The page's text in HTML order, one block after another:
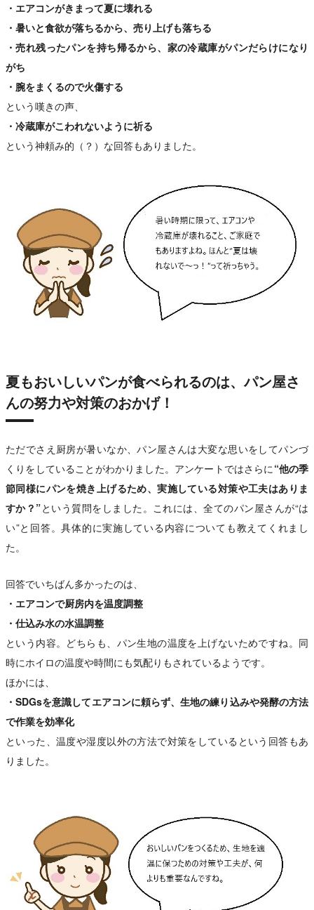
・エアコンがきまって夏に壊れる
・暑いと食欲が落ちるから、売り上げも落ちる
・売れ残ったパンを持ち帰るから、家の冷蔵庫がパンだらけになり
がち
・腕をまくるので火傷する
という嘆きの声、
・冷蔵庫がこわれないように祈る
という神頼み的（？）な回答もありました。
夏もおいしいパンが食べられるのは、パン屋さ
んの努力や対策のおかげ！
ただでさえ厨房が暑いなか、パン屋さんは大変な思いをしてパンづ
くりをしていることがわかりました。アンケートではさらに“他の季
節同様にパンを焼き上げるため、実施している対策や工夫はありま
すか？”という質問をしました。これには、全てのパン屋さんが“は
い”と回答。具体的に実施している内容についても教えてくれまし
た。
回答でいちばん多かったのは、
・エアコンで厨房内を温度調整
・仕込み水の水温調整
という内容。どちらも、パン生地の温度を上げないためですね。同
時にホイロの温度や時間にも気配りもされているようです。
ほかには、
・SDGsを意識してエアコンに頼らず、生地の練り込みや発酵の方法
で作業を効率化
といった、温度や湿度以外の方法で対策をしているという回答もあ
りました。